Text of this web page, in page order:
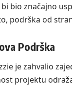
bio značajno
podrška od
Podrška
je zahvalio
projektu